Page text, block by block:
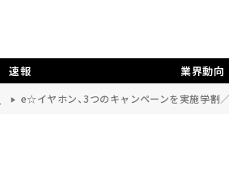
速報 業界動向
e☆イヤホン、3つのキャンペーンを実施――学割